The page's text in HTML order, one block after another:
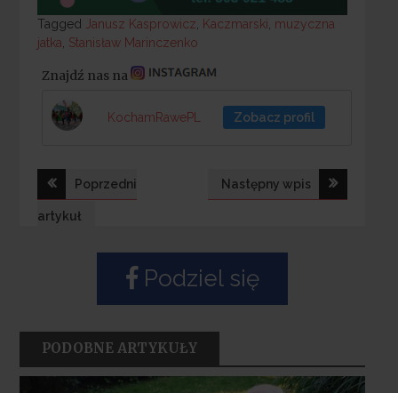
Tagged
Tagged Janusz Kasprowicz Kaczmarski muzyczna
jatka Stanisław Marinczenko
Znajdź nas na
KochamRawePL Zobacz profil
Nawigacja
wpisu
Poprzedni
artykuł
Następny wpis
Podziel się
PODOBNE ARTYKUŁY